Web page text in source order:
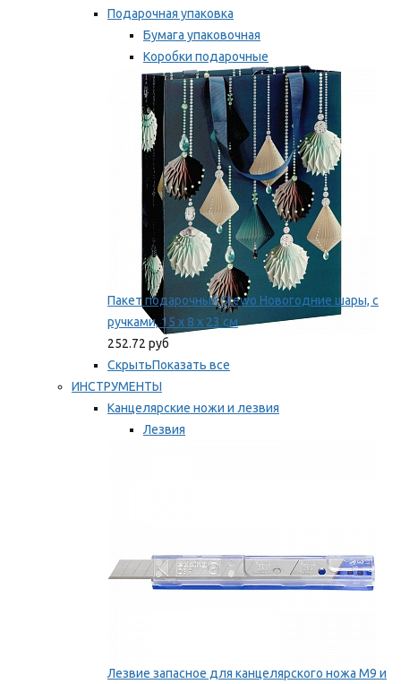
Подарочная упаковка
Бумага упаковочная
Коробки подарочные
Ленты, бобины
Мы рекомендуем
Пакет подарочный Stewo Новогодние шары, с
ручками, 15 х 8 х 23 см
252.72 руб
СкрытьПоказать все
ИНСТРУМЕНТЫ
Канцелярские ножи и лезвия
Лезвия
Лезвие запасное для канцелярского ножа M9 и